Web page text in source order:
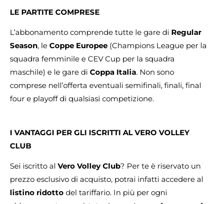
LE PARTITE COMPRESE
L’abbonamento comprende tutte le gare di Regular
Season, le Coppe Europee (Champions League per la
squadra femminile e CEV Cup per la squadra
maschile) e le gare di Coppa Italia. Non sono
comprese nell’offerta eventuali semifinali, finali, final
four e playoff di qualsiasi competizione.
I VANTAGGI PER GLI ISCRITTI AL VERO VOLLEY
CLUB
Sei iscritto al Vero Volley Club? Per te è riservato un
prezzo esclusivo di acquisto, potrai infatti accedere al
listino ridotto del tariffario. In più per ogni